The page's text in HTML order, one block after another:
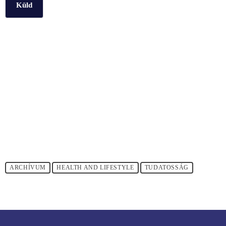
Küld
ARCHÍVUM HEALTH AND LIFESTYLE TUDATOSSÁG